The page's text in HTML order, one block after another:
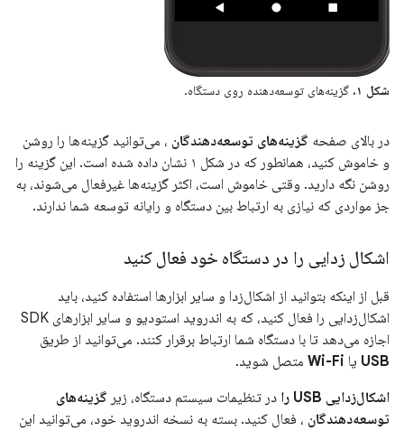
شکل ۱. گزینه‌های توسعه‌دهنده روی دستگاه.
در بالای صفحه گزینه‌های توسعه‌دهندگان ، می‌توانید گزینه‌ها را روشن
و خاموش کنید، همانطور که در شکل ۱ نشان داده شده است. این گزینه را
روشن نگه دارید. وقتی خاموش است، اکثر گزینه‌ها غیرفعال می‌شوند، به
جز مواردی که نیازی به ارتباط بین دستگاه و رایانه توسعه شما ندارند.
اشکال زدایی را در دستگاه خود فعال کنید
قبل از اینکه بتوانید از اشکال‌زدا و سایر ابزارها استفاده کنید، باید
اشکال‌زدایی را فعال کنید، که به اندروید استودیو و سایر ابزارهای SDK
اجازه می‌دهد تا با دستگاه شما ارتباط برقرار کنند. می‌توانید از طریق
USB یا Wi-Fi متصل شوید.
اشکال‌زدایی USB را
در تنظیمات سیستم دستگاه، زیر گزینه‌های
توسعه‌دهندگان ، فعال کنید. بسته به نسخه اندروید خود، می‌توانید این